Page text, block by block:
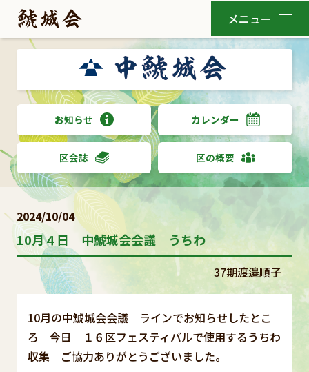
お知らせ カレンダー
区会誌 区の概要
2024/10/04
10月４日 中鯱城会会議 うちわ
37期渡邉順子
10月の中鯱城会会議 ラインでお知らせしたとこ
ろ 今日 １６区フェスティバルで使用するうちわ
収集 ご協力ありがとうございました。